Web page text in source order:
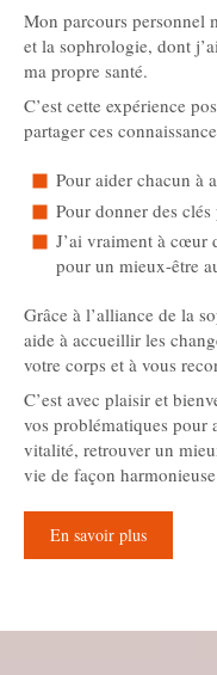
Mon parcours personnel
et la sophrologie, dont
ma propre santé.
C’est cette expérience
partager ces
Pour aider chacun à
Pour donner des
J’ai vraiment à cœur
pour un mieux-être
Grâce à l’alliance de la
aide à accueillir les
votre corps et à vous
C’est avec plaisir et
vos problématiques pour
vitalité, retrouver un
vie de façon
En savoir plus